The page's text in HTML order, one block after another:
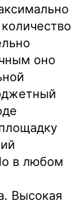
оно
в любом
Высокая